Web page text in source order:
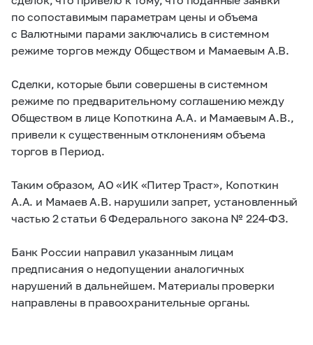
по сопоставимым параметрам цены и объема
с Валютными парами заключались в системном
режиме торгов между Обществом и Мамаевым А.В.
Сделки, которые были совершены в системном
режиме по предварительному соглашению между
Обществом в лице Копоткина А.А. и Мамаевым А.В.,
привели к существенным отклонениям объема
торгов в Период.
Таким образом, АО «ИК «Питер Траст», Копоткин
А.А. и Мамаев А.В. нарушили запрет, установленный
частью 2 статьи 6 Федерального закона № 224-ФЗ.
Банк России направил указанным лицам
предписания о недопущении аналогичных
нарушений в дальнейшем. Материалы проверки
направлены в правоохранительные органы.